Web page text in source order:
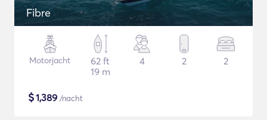
Fibre
Motorjacht
62 ft
19 m
4 2 2
$1,389 /nacht